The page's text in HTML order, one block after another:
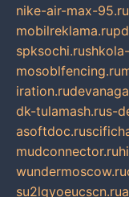
nike-air-max-95.ru
mobilreklama.ru
spksochi.ru
mosoblfencing.ru
iration.ru
dk-tulamash.rus-
asoftdoc.ru
mudconnector.ru
wundermoscow.ru
su2lgyoeucscn.ru